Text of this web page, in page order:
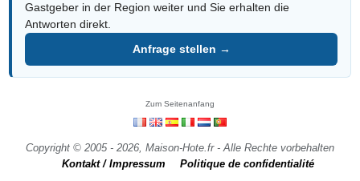
Gastgeber in der Region weiter und Sie erhalten die
Antworten direkt.
Anfrage stellen →
Zum Seitenanfang
Copyright © 2005 - 2026, Maison-Hote.fr - Alle Rechte vorbehalten
Kontakt / Impressum
Politique de confidentialité